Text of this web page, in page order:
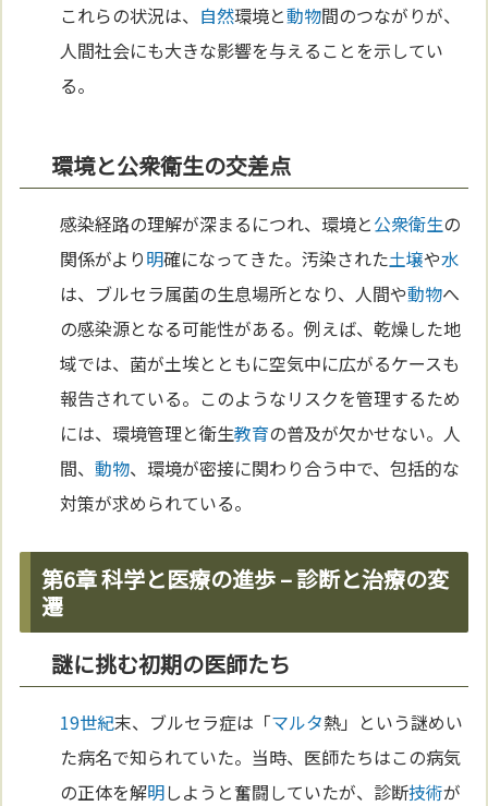
これらの状況は、 自然環境と動物間のつながりが、
人間社会にも大きな影響を与えることを示してい
る。
環境と公衆衛生の交差点
感染経路の理解が深まるにつれ、環境と公衆衛生の
関係がより明確になってきた。汚染された土壌や水
は、ブルセラ属菌の生息場所となり、人間や動物へ
の感染源となる可能性がある。例えば、乾燥した地
域では、菌が土埃とともに空気中に広がるケースも
報告されている。このようなリスクを管理するため
には、環境管理と衛生教育の普及が欠かせない。人
間、動物、環境が密接に関わり合う中で、包括的な
対策が求められている。
第6章 科学と医療の進歩 – 診断と治療の変
遷
謎に挑む初期の医師たち
19世紀末、ブルセラ症は「マルタ熱」という謎めい
た病名で知られていた。当時、医師たちはこの病気
の正体を解明しようと奮闘していたが、診断技術が